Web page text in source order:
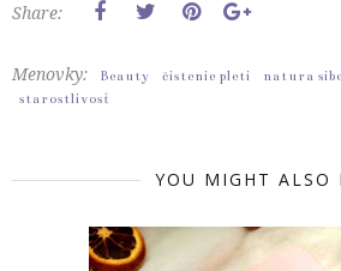
Share:
Menovky: Beauty čistenie pleti natura
starostlivosť
YOU MIGHT ALSO